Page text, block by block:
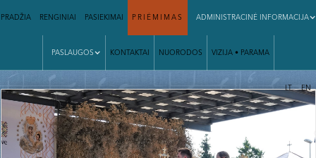
PRADŽIA RENGINIAI PASIEKIMAI PRIĖMIMAS ADMINISTRACINĖ INFORMACIJA
PASLAUGOS KONTAKTAI NUORODOS VIZIJA • PARAMA
| LT EN